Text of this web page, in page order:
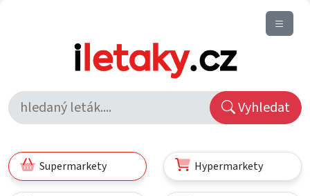
Vyhledat
Supermarkety Hypermarkety